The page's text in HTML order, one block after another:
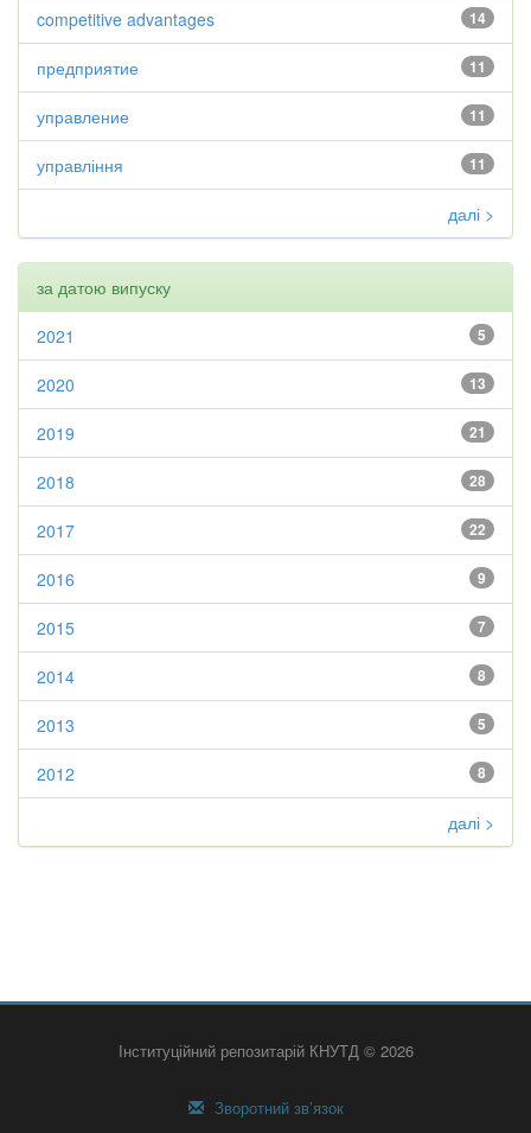
14
competitive advantages
11
предприятие
11
управление
11
управління
далі >
за датою випуску
5
2021
13
2020
21
2019
28
2018
22
2017
9
2016
7
2015
8
2014
5
2013
8
2012
далі >
Інституційний репозитарій КНУТД © 2026
Зворотний зв’язок